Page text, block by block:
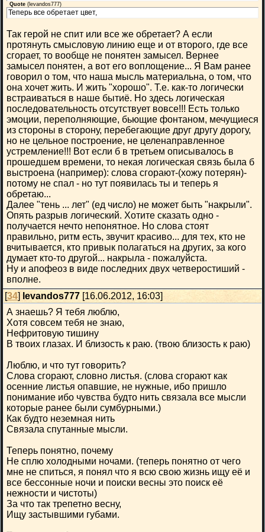
Quote ( levandos777)
Теперь все обретает цвет,
Так герой не спит или все же обретает? А если
протянуть смысловую линию еще и от второго, где все
сгорает, то вообще не понятен замысел. Вернее
замысел понятен, а вот его воплощение... Я Вам ранее
говорил о том, что наша мысль материальна, о том, что
она хочет жить. И жить "хорошо". Т.е. как-то логически
встраиваться в наше бытиё. Но здесь логическая
последовательность отсутствует вовсе!!! Есть только
эмоции, переполняющие, бьющие фонтаном, мечущиеся
из стороны в сторону, перебегающие друг другу дорогу,
но не цельное построение, не целенаправленное
устремление!!! Вот если б в третьем описывалось в
прошедшем времени, то некая логическая связь была б
выстроена (например): слова сгорают-(хожу потерян)-
потому не спал - но тут появилась ты и теперь я
обретаю...
Далее "тень ... лет" (ед число) не может быть "накрыли".
Опять разрыв логический. Хотите сказать одно -
получается нечто непонятное. Но слова стоят
правильно, ритм есть, звучит красиво... для тех, кто не
вчитывается, кто привык полагаться на других, за кого
думает кто-то другой... накрыла - пожалуйста.
Ну и апофеоз в виде последних двух четверостиший -
вполне.
[34] levandos777 [16.06.2012, 16:03]
А знаешь? Я тебя люблю,
Хотя совсем тебя не знаю,
Нефритовую тишину
В твоих глазах. И близость к раю. (твою близость к раю)
Люблю, и что тут говорить?
Слова сгорают, словно листья. (слова сгорают как
осенние листья опавшие, не нужные, ибо пришло
понимание ибо чувства будто нить связала все мысли
которые ранее были сумбурными.)
Как будто неземная нить
Связала спутанные мысли.
Теперь понятно, почему
Не сплю холодными ночами. (теперь понятно от чего
мне не спиться, я понял что я всю свою жизнь ищу её и
все бессонные ночи и поиски весны это поиск её
нежности и чистоты)
За что так трепетно весну,
Ищу застывшими губами.